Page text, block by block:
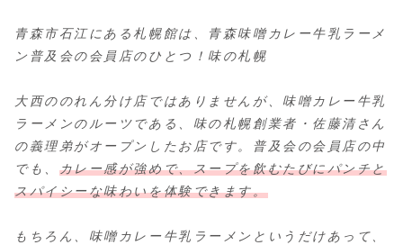
青森市石江にある札幌館は、青森味噌カレー牛乳ラーメ
ン普及会の会員店のひとつ！味の札幌
大西ののれん分け店ではありませんが、味噌カレー牛乳
ラーメンのルーツである、味の札幌創業者・佐藤清さん
の義理弟がオープンしたお店です。普及会の会員店の中
でも、 カレー感が強めで、スープを飲むたびにパンチと
スパイシーな味わいを体験できます。
もちろん、味噌カレー牛乳ラーメンというだけあって、